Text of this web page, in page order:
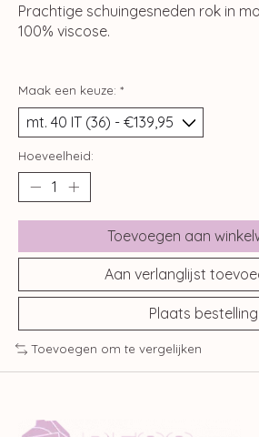
Prachtige schuingesneden rok in
100% viscose.
Maak een keuze: *
Hoeveelheid:
Toevoegen aan
Aan verlanglijst
Plaats bestelling
Toevoegen om te vergelijken